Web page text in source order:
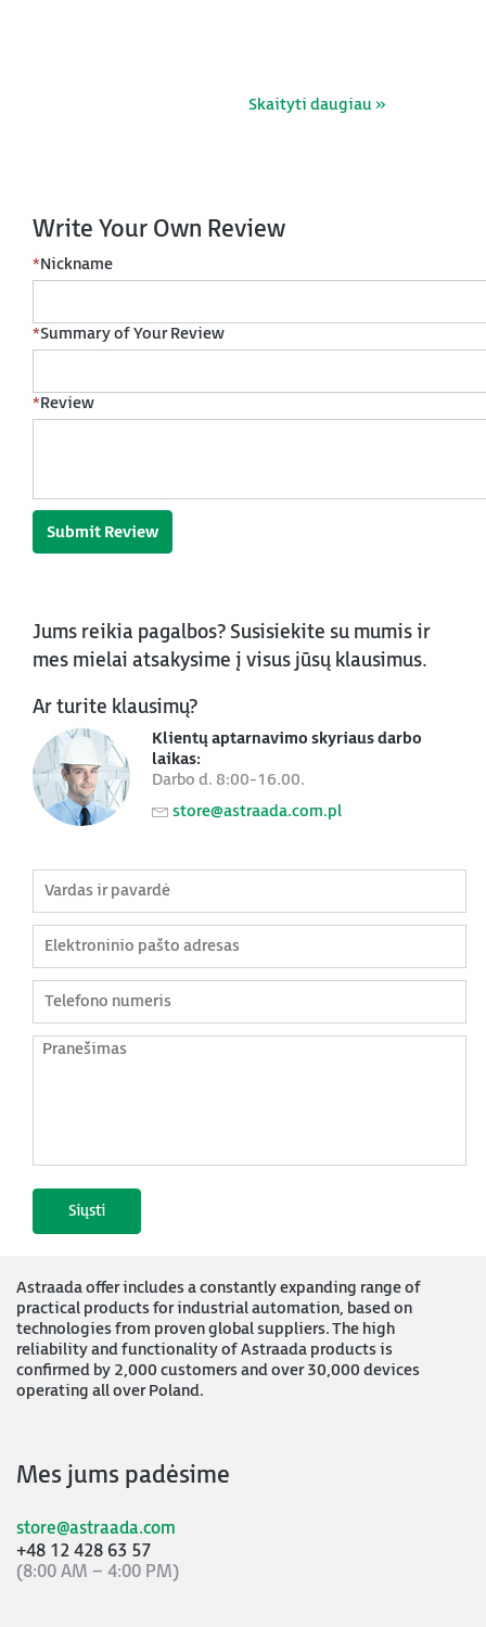
Skaityti daugiau »
Write Your Own Review
*Nickname
*Summary of Your Review
*Review
Submit Review
Jums reikia pagalbos? Susisiekite su mumis ir
mes mielai atsakysime į visus jūsų klausimus.
Ar turite klausimų?
Klientų aptarnavimo skyriaus darbo
laikas:
Darbo d. 8:00-16.00.
store@astraada.com.pl
Astraada offer includes a constantly expanding range of
practical products for industrial automation, based on
technologies from proven global suppliers. The high
reliability and functionality of Astraada products is
confirmed by 2,000 customers and over 30,000 devices
operating all over Poland.
Mes jums padėsime
store@astraada.com
+48 12 428 63 57
(8:00 AM – 4:00 PM)